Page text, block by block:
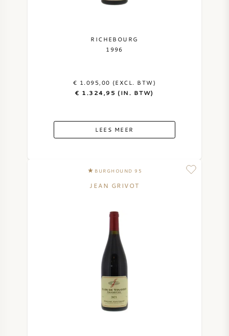
RICHEBOURG
1996
€ 1.095,00 (EXCL. BTW)
€ 1.324,95 (IN. BTW)
LEES MEER
BURGHOUND 95
JEAN GRIVOT